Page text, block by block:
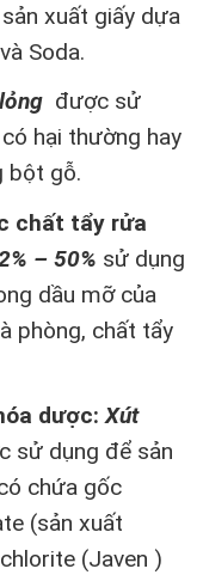
xuất giấy dựa
Soda.
được sử
hại thường hay
bột gỗ.
chất tẩy rửa
– 50% sử dụng
dầu mỡ của
phòng, chất tẩy
dược: Xút
sử dụng để sản
chứa gốc
(sản xuất
(Javen )